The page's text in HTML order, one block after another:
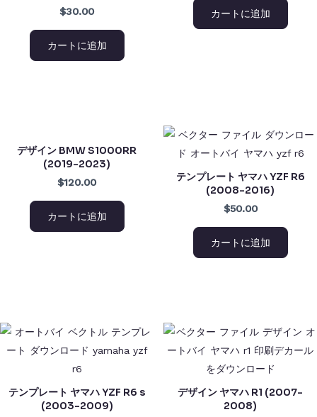
$30.00
カートに追加
カートに追加
デザイン BMW S1000RR
(2019-2023)
$120.00
カートに追加
テンプレート ヤマハ YZF R6
(2008-2016)
$50.00
カートに追加
テンプレート ヤマハ YZF R6 s
(2003-2009)
デザイン ヤマハ R1 (2007-
2008)